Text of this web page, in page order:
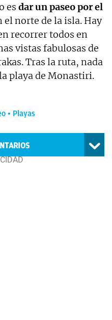
es dar un paseo por el
el norte de la isla. Hay
recorrer todos en
vistas fabulosas de
Tras la ruta, nada
playa de Monastiri.
Playas